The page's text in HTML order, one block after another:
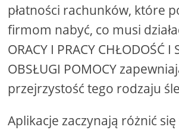
płatności rachunków, które
firmom nabyć, co musi
ORACY I PRACY CHŁODOŚĆ I
OBSŁUGI POMOCY
przejrzystość tego rodzaju
Aplikacje zaczynają różnić